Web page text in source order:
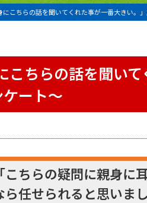
にこちらの話を聞いてくれた事が一番大きい
こちらの話を聞い
ート〜
「こちらの疑問に親身に
ら任せられると思いまし